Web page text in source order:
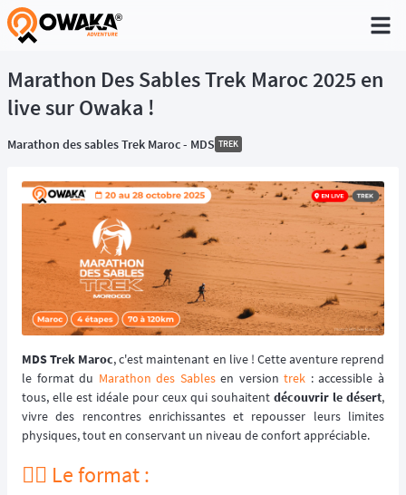
®
Marathon Des Sables Trek Maroc 2025 en
live sur Owaka !
Marathon des sables Trek Maroc - MDS TREK
MDS Trek Maroc, c'est maintenant en live ! Cette aventure reprend
le format du Marathon des Sablesen versiontrek : accessible à
tous, elle est idéale pour ceux qui souhaitent découvrir le désert,
vivre des rencontres enrichissantes et repousser leurs limites
physiques, tout en conservant un niveau de confort appréciable.
🏃‍♂️ Le format :